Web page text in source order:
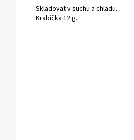
Skladovat v suchu a chladu.
Krabička 12 g.